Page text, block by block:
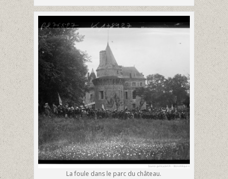
La foule dans le parc du château.